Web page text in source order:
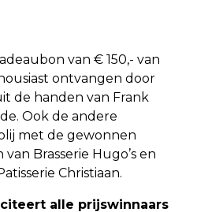
van € 150,- van
ontvangen door
de handen van Frank
Ook de andere
met de gewonnen
Brasserie Hugo’s en
Christiaan.
alle prijswinnaars